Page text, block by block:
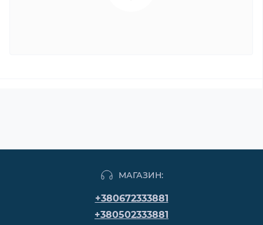
МАГАЗИН:
+380672333881
+380502333881